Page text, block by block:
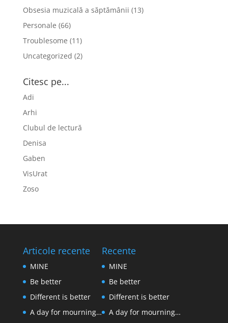
Obsesia muzicală a săptămânii (13)
Personale (66)
Troublesome (11)
Uncategorized (2)
Citesc pe...
Adi
Arhi
Clubul de lectură
Denisa
Gaben
VisUrat
Zoso
Articole recente
MINE
Be better
Different is better
A day for mourning…
Recente
MINE
Be better
Different is better
A day for mourning…